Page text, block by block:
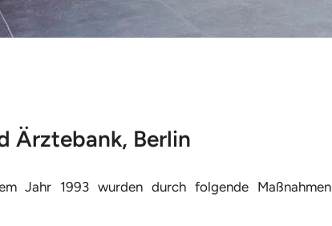
Ärztebank, Berlin
Jahr 1993 wurden durch folgende Maßnahmen